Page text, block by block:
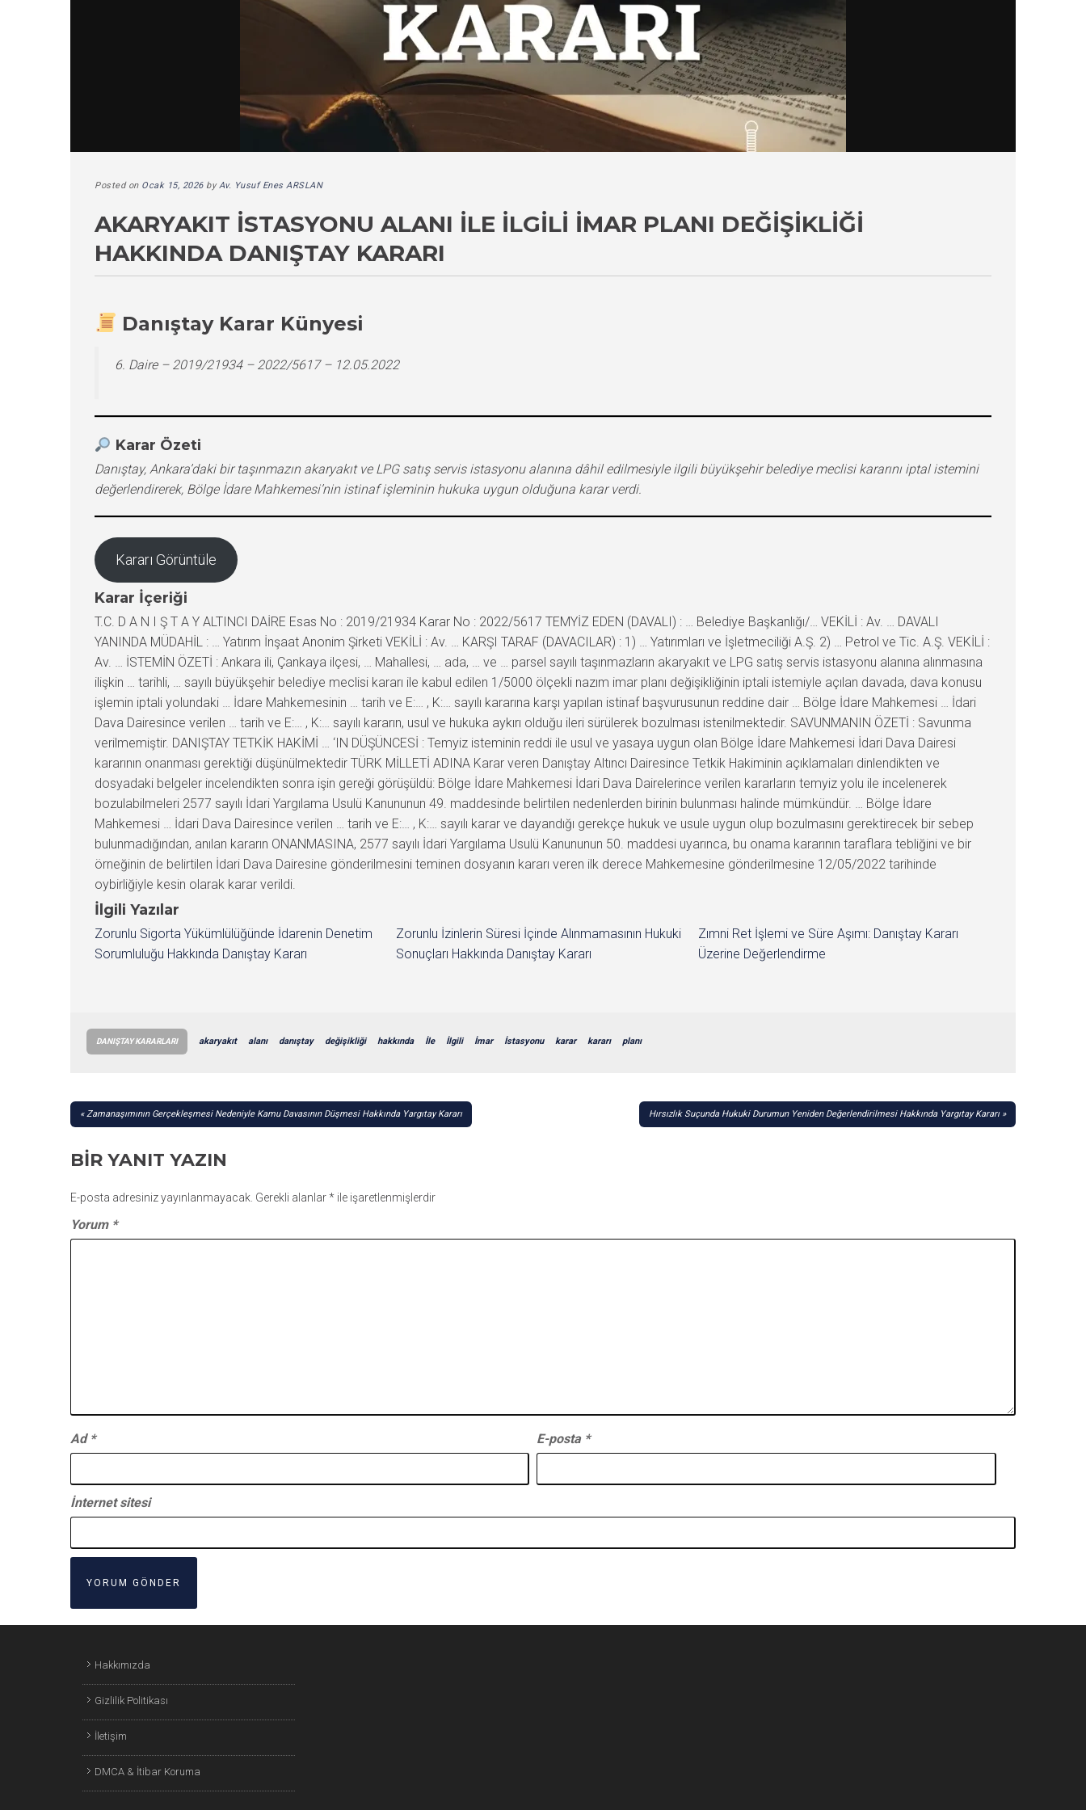
Posted on Ocak 15, 2026byAv. Yusuf Enes ARSLAN
AKARYAKIT İSTASYONU ALANI İLE İLGILI İMAR PLANI DEĞIŞIKLIĞI
HAKKINDA DANIŞTAY KARARI
Danıştay Karar Künyesi
6. Daire – 2019/21934 – 2022/5617 – 12.05.2022
Karar Özeti
Danıştay, Ankara’daki bir taşınmazın akaryakıt ve LPG satış servis istasyonu alanına dâhil edilmesiyle ilgili büyükşehir belediye meclisi kararını iptal istemini
değerlendirerek, Bölge İdare Mahkemesi’nin istinaf işleminin hukuka uygun olduğuna karar verdi.
Kararı Görüntüle
Karar İçeriği
T.C. D A N I Ş T A Y ALTINCI DAİRE Esas No : 2019/21934 Karar No : 2022/5617 TEMYİZ EDEN (DAVALI) : … Belediye Başkanlığı/… VEKİLİ : Av. … DAVALI
YANINDA MÜDAHİL : … Yatırım İnşaat Anonim Şirketi VEKİLİ : Av. … KARŞI TARAF (DAVACILAR) : 1) … Yatırımları ve İşletmeciliği A.Ş. 2) … Petrol ve Tic. A.Ş. VEKİLİ :
Av. … İSTEMİN ÖZETİ : Ankara ili, Çankaya ilçesi, … Mahallesi, … ada, … ve … parsel sayılı taşınmazların akaryakıt ve LPG satış servis istasyonu alanına alınmasına
ilişkin … tarihli, … sayılı büyükşehir belediye meclisi kararı ile kabul edilen 1/5000 ölçekli nazım imar planı değişikliğinin iptali istemiyle açılan davada, dava konusu
işlemin iptali yolundaki … İdare Mahkemesinin … tarih ve E:… , K:… sayılı kararına karşı yapılan istinaf başvurusunun reddine dair … Bölge İdare Mahkemesi … İdari
Dava Dairesince verilen … tarih ve E:… , K:… sayılı kararın, usul ve hukuka aykırı olduğu ileri sürülerek bozulması istenilmektedir. SAVUNMANIN ÖZETİ : Savunma
verilmemiştir. DANIŞTAY TETKİK HAKİMİ … ‘IN DÜŞÜNCESİ : Temyiz isteminin reddi ile usul ve yasaya uygun olan Bölge İdare Mahkemesi İdari Dava Dairesi
kararının onanması gerektiği düşünülmektedir TÜRK MİLLETİ ADINA Karar veren Danıştay Altıncı Dairesince Tetkik Hakiminin açıklamaları dinlendikten ve
dosyadaki belgeler incelendikten sonra işin gereği görüşüldü: Bölge İdare Mahkemesi İdari Dava Dairelerince verilen kararların temyiz yolu ile incelenerek
bozulabilmeleri 2577 sayılı İdari Yargılama Usulü Kanununun 49. maddesinde belirtilen nedenlerden birinin bulunması halinde mümkündür. … Bölge İdare
Mahkemesi … İdari Dava Dairesince verilen … tarih ve E:… , K:… sayılı karar ve dayandığı gerekçe hukuk ve usule uygun olup bozulmasını gerektirecek bir sebep
bulunmadığından, anılan kararın ONANMASINA, 2577 sayılı İdari Yargılama Usulü Kanununun 50. maddesi uyarınca, bu onama kararının taraflara tebliğini ve bir
örneğinin de belirtilen İdari Dava Dairesine gönderilmesini teminen dosyanın kararı veren ilk derece Mahkemesine gönderilmesine 12/05/2022 tarihinde
oybirliğiyle kesin olarak karar verildi.
İlgili Yazılar
Zorunlu Sigorta Yükümlülüğünde İdarenin Denetim
Sorumluluğu Hakkında Danıştay Kararı
Zorunlu İzinlerin Süresi İçinde Alınmamasının Hukuki
Sonuçları Hakkında Danıştay Kararı
Zımni Ret İşlemi ve Süre Aşımı: Danıştay Kararı
Üzerine Değerlendirme
DANIŞTAY KARARLARI akaryakıt alanı danıştay değişikliği hakkında İle İlgili İmar İstasyonu karar kararı planı
YAZI
Zamanaşımının Gerçekleşmesi Nedeniyle Kamu Davasının Düşmesi Hakkında Yargıtay Kararı Hırsızlık Suçunda Hukuki Durumun Yeniden Değerlendirilmesi Hakkında Yargıtay Kararı
BIR YANIT YAZIN
E-posta adresiniz yayınlanmayacak. Gerekli alanlar* ile işaretlenmişlerdir
Yorum *
Ad * E-posta *
İnternet sitesi
Hakkımızda
Gizlilik Politikası
İletişim
DMCA & İtibar Koruma